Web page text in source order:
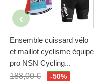
Ensemble cuissard vélo
et maillot cyclisme équipe
pro NSN Cycling...
188,00 €
-50%